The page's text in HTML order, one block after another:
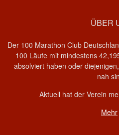
ÜBER
Der 100 Marathon Club
100 Läufe mit mindestens
absolviert haben oder
nah
Aktuell hat der Verein
Mehr